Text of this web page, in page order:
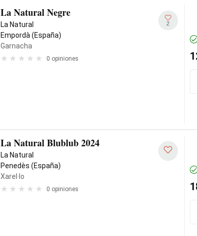
La Natural Negre
La Natural
Empordà (España)
Garnacha
0 opiniones
2
La Natural Blublub 2024
La Natural
Penedès (España)
Xarel·lo
0 opiniones